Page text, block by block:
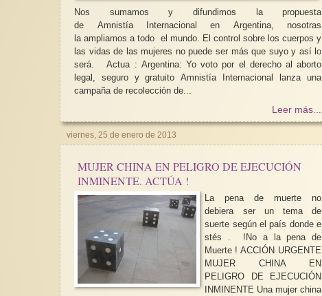
Nos sumamos y difundimos la propuesta
de Amnistía Internacional en Argentina, nosotras
la ampliamos a todo el mundo. El control sobre los cuerpos y
las vidas de las mujeres no puede ser más que suyo y así lo
será. Actua : Argentina: Yo voto por el derecho al aborto
legal, seguro y gratuito Amnistía Internacional lanza una
campaña de recolección de...
Leer más...
viernes, 25 de enero de 2013
MUJER CHINA EN PELIGRO DE EJECUCIÓN
INMINENTE. ACTÚA !
La pena de muerte no
debiera ser un tema de
suerte según el país donde e
stés . !No a la pena de
Muerte ! ACCIÓN URGENTE
MUJER CHINA EN
PELIGRO DE EJECUCIÓN
INMINENTE Una mujer china